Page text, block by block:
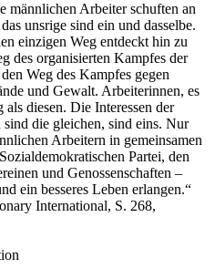
männlichen Arbeiter schuften an
unsrige sind ein und dasselbe.
einzigen Weg entdeckt hin zu
des organisierten Kampfes der
Weg des Kampfes gegen
und Gewalt. Arbeiterinnen, es
diesen. Die Interessen der
die gleichen, sind eins. Nur
Arbeitern in gemeinsamen
Partei, den
und Genossenschaften –
ein besseres Leben erlangen.“
International, S. 268,